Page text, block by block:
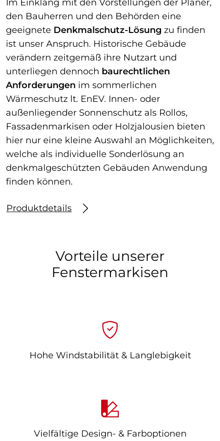
Im Einklang mit den Vorstellungen der Planer,
den Bauherren und den Behörden eine
geeignete Denkmalschutz-Lösung zu finden
ist unser Anspruch. Historische Gebäude
verändern zeitgemäß ihre Nutzart und
unterliegen dennoch baurechtlichen
Anforderungen im sommerlichen
Wärmeschutz lt. EnEV. Innen- oder
außenliegender Sonnenschutz als Rollos,
Fassadenmarkisen oder Holzjalousien bieten
hier nur eine kleine Auswahl an Möglichkeiten,
welche als individuelle Sonderlösung an
denkmalgeschützten Gebäuden Anwendung
finden können.
Produktdetails
Vorteile unserer
Fenstermarkisen
Hohe Windstabilität & Langlebigkeit
Vielfältige Design- & Farboptionen